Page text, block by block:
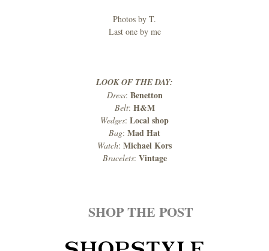
Photos by T.
Last one by me
LOOK OF THE DAY:
Dress: Benetton
Belt: H&M
Wedges: Local shop
Bag: Mad Hat
Watch: Michael Kors
Bracelets: Vintage
SHOP THE POST